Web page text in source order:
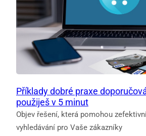
Příklady dobré praxe
použiješ v 5 minut
Objev řešení, která pomohou
vyhledávání pro Vaše zákazníky